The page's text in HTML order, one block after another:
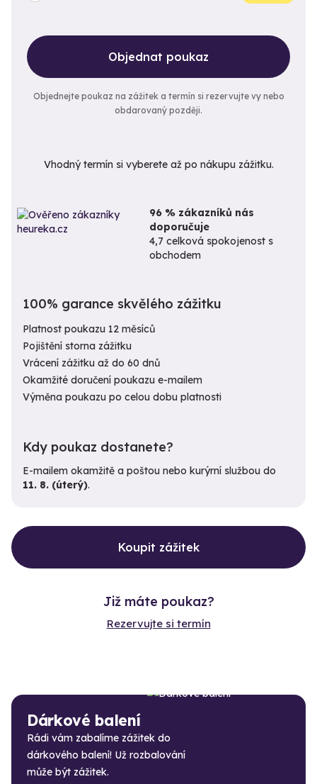
Objednat poukaz
Objednejte poukaz na zážitek a termín si rezervujte vy nebo
obdarovaný později.
Vhodný termín si vyberete až po nákupu zážitku.
96 % zákazníků nás
doporučuje
4,7 celková spokojenost s
obchodem
100% garance skvělého zážitku
Platnost poukazu 12 měsíců
Pojištění storna zážitku
Vrácení zážitku až do 60 dnů
Okamžité doručení poukazu e-mailem
Výměna poukazu po celou dobu platnosti
Kdy poukaz dostanete?
E-mailem okamžitě a poštou nebo kurýrní službou do
11. 8. (úterý).
Koupit zážitek
Již máte poukaz?
Rezervujte si termín
Dárkové balení
Rádi vám zabalíme zážitek do
dárkového balení! Už rozbalování
může být zážitek.